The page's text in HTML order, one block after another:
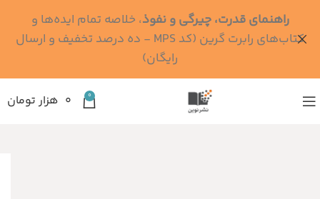
0 ۰ هزار تومان
راهنمای قدرت، چیرگی و نفوذ، خلاصه تمام ایده‌ها و
کتاب‌های رابرت گرین (کد MPS - ده درصد تخفیف و ارسال
رایگان)